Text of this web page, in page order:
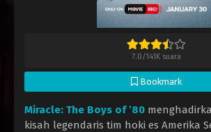
7.0/141Ksuara
Bookmark
Miracle: The Boys of ’80
kisah legendaris tim hoki es Amerika